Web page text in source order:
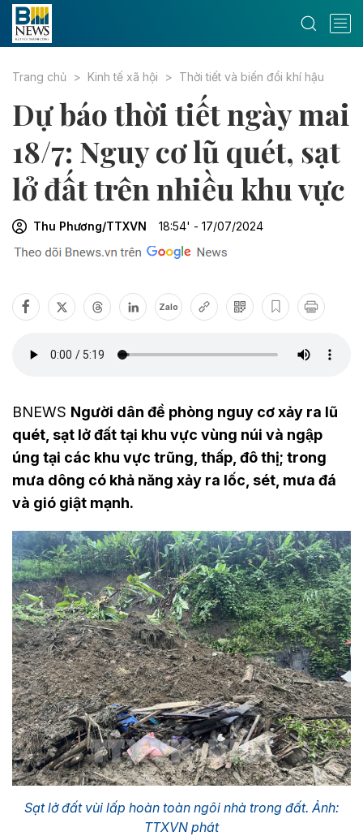
Trang chủ Kinh tế xã hội Thời tiết và biến đổi khí hậu
Dự báo thời tiết ngày mai
18/7: Nguy cơ lũ quét, sạt
lở đất trên nhiều khu vực
Thu Phương/TTXVN 18:54' - 17/07/2024
Zalo
BNEWS Người dân đề phòng nguy cơ xảy ra lũ
quét, sạt lở đất tại khu vực vùng núi và ngập
úng tại các khu vực trũng, thấp, đô thị; trong
mưa dông có khả năng xảy ra lốc, sét, mưa đá
và gió giật mạnh.
Sạt lở đất vùi lấp hoàn toàn ngôi nhà trong đất. Ảnh:
TTXVN phát